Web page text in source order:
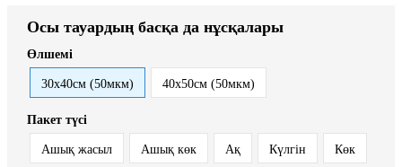
Осы тауардың басқа да нұсқалары
Өлшемі
30x40см (50мкм) 40x50см (50мкм)
Пакет түсі
Ашық жасыл Ашық көк Ақ Күлгін Көк